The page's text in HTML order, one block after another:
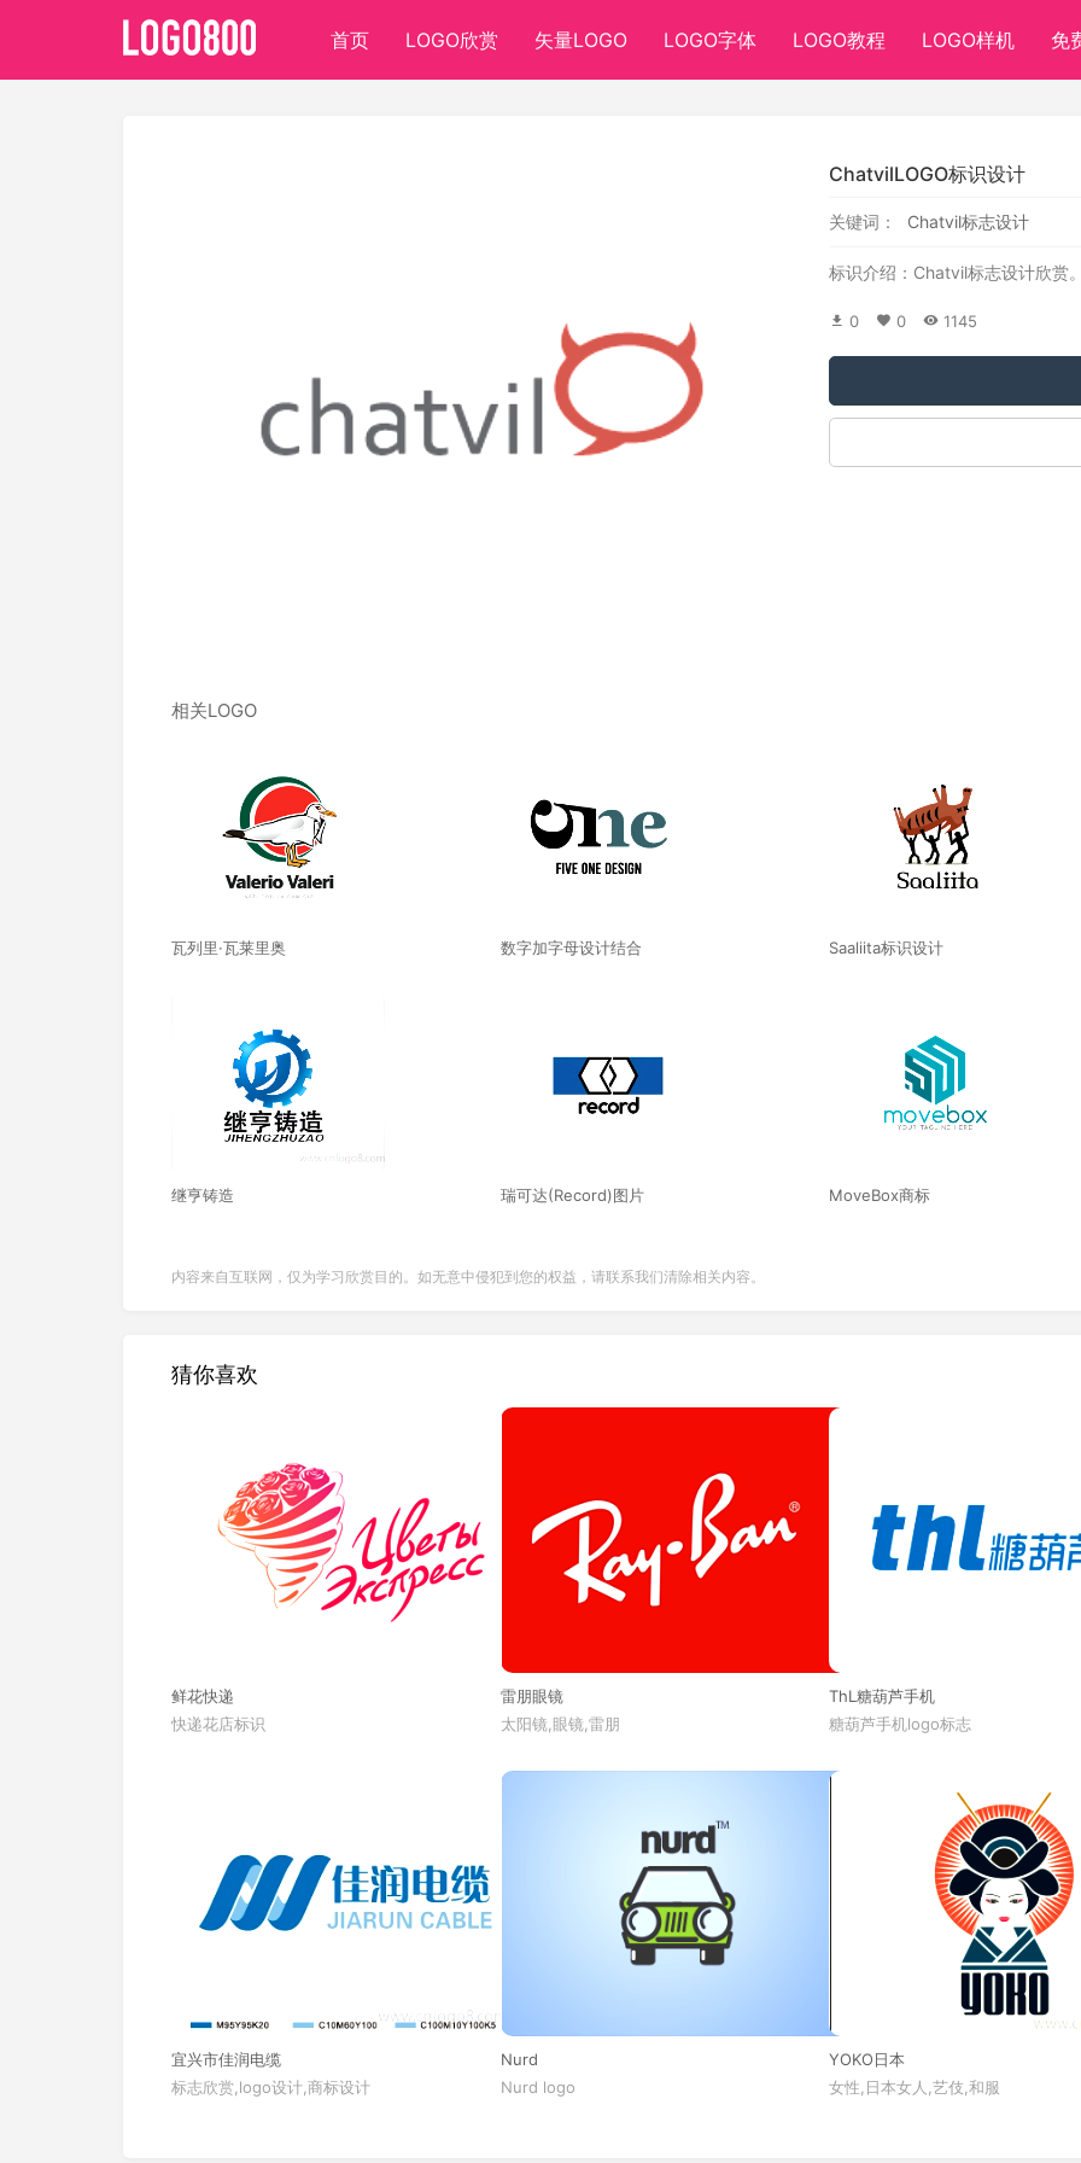
首页 LOGO欣赏 矢量LOGO LOGO字体 LOGO教程 LOGO样机 免
ChatvilLOGO标识设计
关键词： Chatvil标志设计
标识介绍：Chatvil标志设计欣赏
0 0 1145
相关LOGO
瓦列里·瓦莱里奥 数字加字母设计结合 Saaliita标识设计
继亨铸造 瑞可达(Record)图片 MoveBox商标
内容来自互联网，仅为学习欣赏目的。如无意中侵犯到您的权益，请联系我们清除相关内容。
猜你喜欢
鲜花快递
快递花店标识
雷朋眼镜
太阳镜,眼镜,雷朋
ThL糖葫芦手机
糖葫芦手机logo标志
宜兴市佳润电缆
标志欣赏,logo设计,商标设计
Nurd
Nurd logo
YOKO日本
女性,日本女人,艺伎,和服